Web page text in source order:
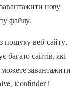
нову
файлу.
пошуку веб-сайту,
багато сайтів, які
завантажити
iconfinder і